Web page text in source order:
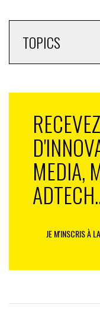
TOPICS
MEDIA,
JE M'INSCRIS À